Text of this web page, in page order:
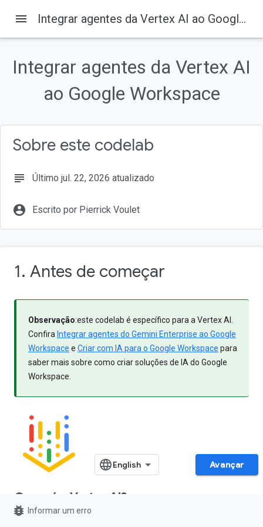
Nesta página
O que é a Vertex AI?
O que é o Google Workspace?
O que você criará
menu Integrar agentes da Vertex AI ao Google Workspace
Integrar agentes da Vertex AI
ao Google Workspace
Sobre este codelab
subject Último jul. 22, 2026 atualizado
account_circle Escrito por Pierrick Voulet
1. Antes de começar
Observação:este codelab é específico para a Vertex AI.
Confira Integrar agentes do Gemini Enterprise ao Google
Workspace e Criar com IA para o Google Workspace para
saber mais sobre como criar soluções de IA do Google
Workspace.
O que é a Vertex AI?
Avançar
bug_report Informar um erro